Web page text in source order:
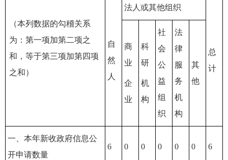
（本列数据的勾稽关系
为：第一项加第二项之
和，等于第三项加第四项
之和）
自
然
人
法人或其他组织
总
计
商
业
企
业
科
研
机
构
社
会
公
益
组
织
法
律
服
务
机
构
其
他
一、本年新收政府信息公
开申请数量
6 0 0 0 0 0 6